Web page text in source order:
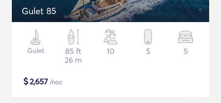
Gulet 85
Gulet
85 ft
26 m
10 5 5
$2,657 /noc